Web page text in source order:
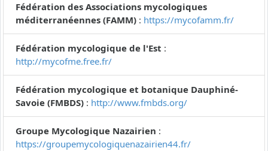
Fédération des Associations mycologiques
méditerranéennes (FAMM) : https://mycofamm.fr/
Fédération mycologique de l'Est :
http://mycofme.free.fr/
Fédération mycologique et botanique Dauphiné-
Savoie (FMBDS) : http://www.fmbds.org/
Groupe Mycologique Nazairien :
https://groupemycologiquenazairien44.fr/